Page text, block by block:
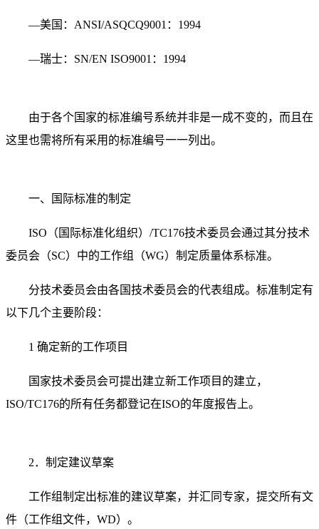
—美国：ANSI/ASQCQ9001：1994
—瑞士：SN/EN ISO9001：1994
由于各个国家的标准编号系统并非是一成不变的，而且在
这里也需将所有采用的标准编号一一列出。
一、国际标准的制定
ISO（国际标准化组织）/TC176技术委员会通过其分技术
委员会（SC）中的工作组（WG）制定质量体系标准。
分技术委员会由各国技术委员会的代表组成。标准制定有
以下几个主要阶段：
1 确定新的工作项目
国家技术委员会可提出建立新工作项目的建立，
ISO/TC176的所有任务都登记在ISO的年度报告上。
2．制定建议草案
工作组制定出标准的建议草案，并汇同专家，提交所有文
件（工作组文件，WD）。